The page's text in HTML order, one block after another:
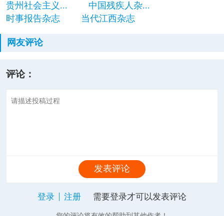
贵州社会主义...
中国残疾人杂...
时事报告杂志
当代江西杂志
网友评论
评论：
发表评论
登录 注册 需要登录才可以发表评论